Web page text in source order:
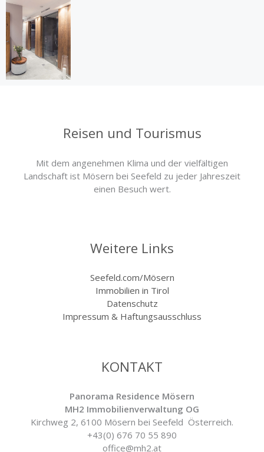
Reisen und Tourismus
Mit dem angenehmen Klima und der vielfältigen
Landschaft ist Mösern bei Seefeld zu jeder Jahreszeit
einen Besuch wert.
Weitere Links
Seefeld.com/Mösern
Immobilien in Tirol
Datenschutz
Impressum & Haftungsausschluss
KONTAKT
Panorama Residence Mösern
MH2 Immobilienverwaltung OG
Kirchweg 2, 6100 Mösern bei Seefeld Österreich.
+43(0) 676 70 55 890
office@mh2.at